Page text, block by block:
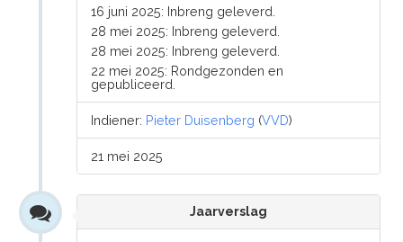
16 juni 2025: Inbreng geleverd.
28 mei 2025: Inbreng geleverd.
28 mei 2025: Inbreng geleverd.
22 mei 2025: Rondgezonden en
gepubliceerd.
Indiener: Pieter Duisenberg (VVD)
21 mei 2025
Jaarverslag